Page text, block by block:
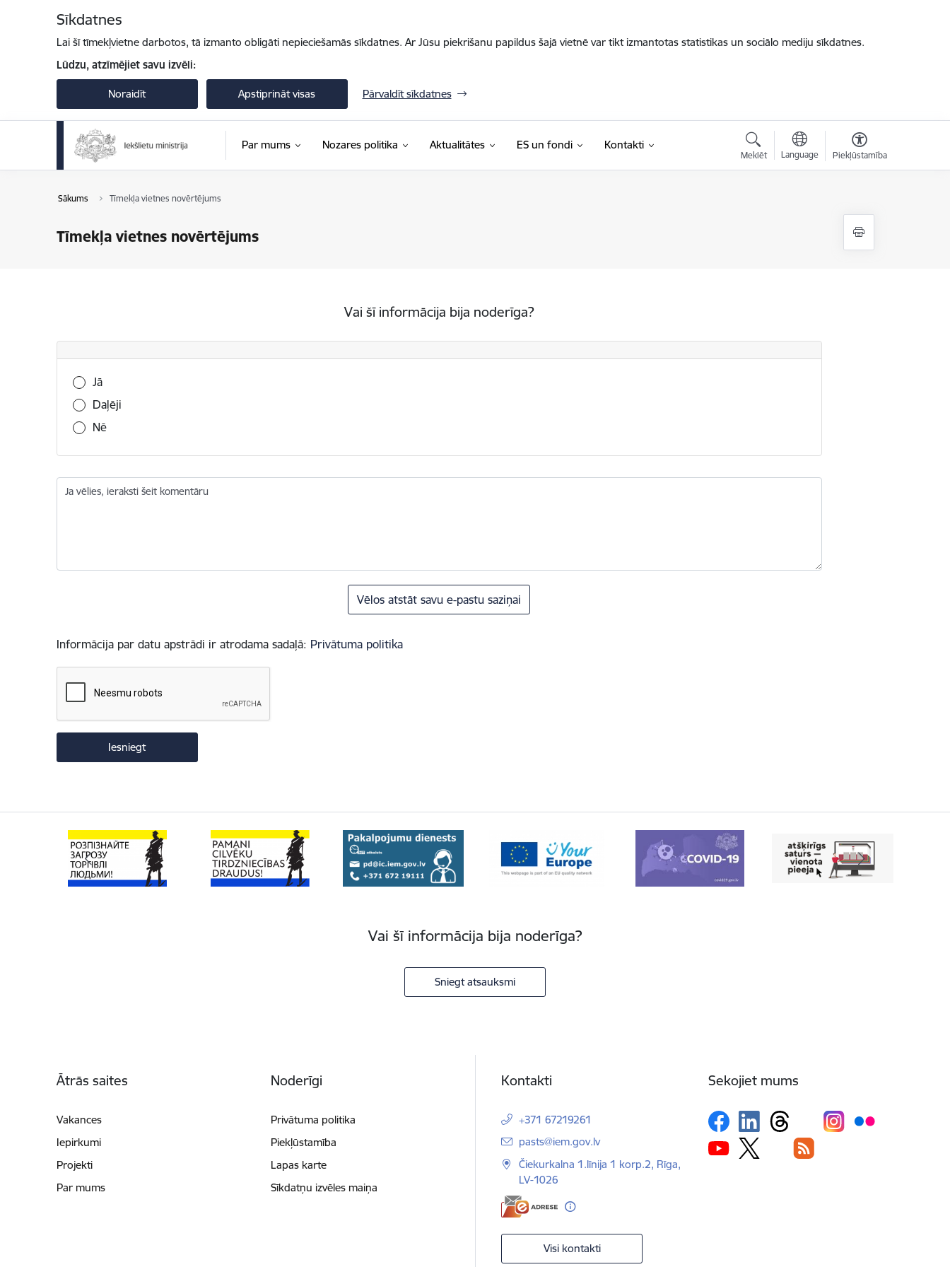
Sīkdatnes
Lai šī tīmekļvietne darbotos, tā izmanto obligāti nepieciešamās sīkdatnes. Ar Jūsu piekrišanu papildus šajā vietnē var tikt izmantotas statistikas un sociālo mediju sīkdatnes.
Lūdzu, atzīmējiet savu izvēli:
Noraidīt Apstiprināt visas Pārvaldīt sīkdatnes
Par mums Nozares politika Aktualitātes ES un fondi Kontakti
Meklēt Language Piekļūstamība
Sākums Tīmekļa vietnes novērtējums
Tīmekļa vietnes novērtējums
Vai šī informācija bija noderīga?
Vai šī informācija bija noderīga?
Jā
Daļēji
Nē
Ja vēlies, ieraksti šeit komentāru
Vēlos atstāt savu e-pastu saziņai
Informācija par datu apstrādi ir atrodama sadaļā: Privātuma politika
Vai šī informācija bija noderīga?
Sniegt atsauksmi
Ātrās saites
Vakances
Iepirkumi
Projekti
Par mums
Noderīgi
Privātuma politika
Piekļūstamība
Lapas karte
Sīkdatņu izvēles maiņa
Kontakti
+371 67219261
E-pasts:
pasts@iem.gov.lv
Čiekurkalna 1.līnija 1 korp.2, Rīga,
LV-1026
Visi kontakti
Sekojiet mums